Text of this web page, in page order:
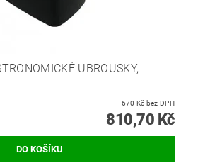
UBROUSKY,
670 Kč bez DPH
810,70 Kč